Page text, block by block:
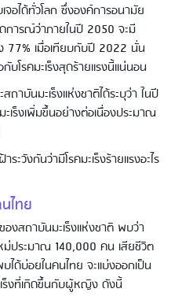
อได้ทั่วโลก ซึ่งองค์การอนามัย
การณ์ว่าภายในปี 2050 จะมี
77% เมื่อเทียบกับปี 2022 นั่น
บโรคมะเร็งสุดร้ายแรงนี้แน่นอน
ถาบันมะเร็งแห่งชาติได้ระบุว่า ในปี
ร็งเพิ่มขึ้นอย่างต่อเนื่องประมาณ
ะวังกันว่ามีโรคมะเร็งร้ายแรงอะไร
ไทย
องสถาบันมะเร็งแห่งชาติ พบว่า
หม่ประมาณ 140,000 คน เสียชีวิต
ด้บ่อยในคนไทย จะแบ่งออกเป็น
เร็งที่เกิดขึ้นกับผู้หญิง ดังนี้